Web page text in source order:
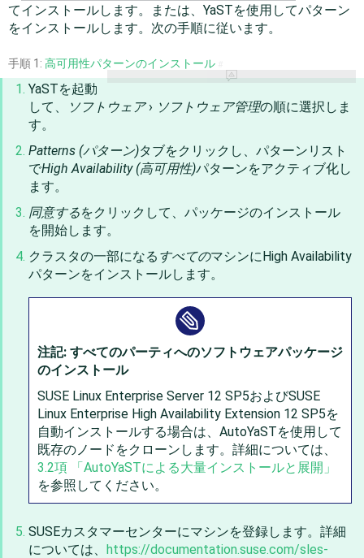
てインストールします。または、YaSTを使用してパターン
をインストールします。次の手順に従います。
手順 1: 高可用性パターンのインストール
YaSTを起動
して、
ソフトウェア› ソフトウェア管理の順に選択しま
す。
Patterns (パターン)タブをクリックし、パターンリスト
でHigh Availability (高可用性)パターンをアクティブ化し
ます。
同意するをクリックして、パッケージのインストール
を開始します。
クラスタの一部になる すべてのマシンにHigh Availability
パターンをインストールします。
注記: すべてのパーティへのソフトウェアパッケージ
のインストール
SUSE Linux Enterprise Server 12 SP5およびSUSE
Linux Enterprise High Availability Extension 12 SP5を
自動インストールする場合は、AutoYaSTを使用して
既存のノードをクローンします。詳細については、
3.2項 「AutoYaSTによる大量インストールと展開」
を参照してください。
SUSEカスタマーセンターにマシンを登録します。詳細
については、 https://documentation.suse.com/sles-